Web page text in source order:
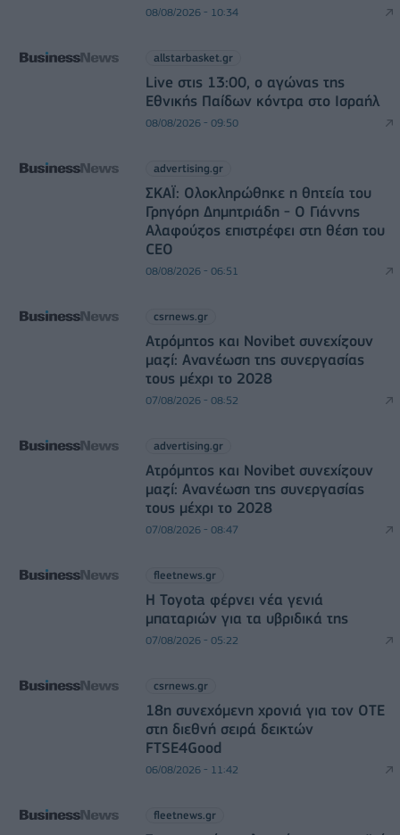
08/08/2026 - 10:34
allstarbasket.gr
Live στις 13:00, ο αγώνας της
Εθνικής Παίδων κόντρα στο Ισραήλ
08/08/2026 - 09:50
advertising.gr
ΣΚΑΪ: Ολοκληρώθηκε η θητεία του
Γρηγόρη Δημητριάδη - Ο Γιάννης
Αλαφούζος επιστρέφει στη θέση του
CEO
08/08/2026 - 06:51
csrnews.gr
Ατρόμητος και Novibet συνεχίζουν
μαζί: Ανανέωση της συνεργασίας
τους μέχρι το 2028
07/08/2026 - 08:52
advertising.gr
Ατρόμητος και Novibet συνεχίζουν
μαζί: Ανανέωση της συνεργασίας
τους μέχρι το 2028
07/08/2026 - 08:47
fleetnews.gr
Η Toyota φέρνει νέα γενιά
μπαταριών για τα υβριδικά της
07/08/2026 - 05:22
csrnews.gr
18η συνεχόμενη χρονιά για τον ΟΤΕ
στη διεθνή σειρά δεικτών
FTSE4Good
06/08/2026 - 11:42
fleetnews.gr